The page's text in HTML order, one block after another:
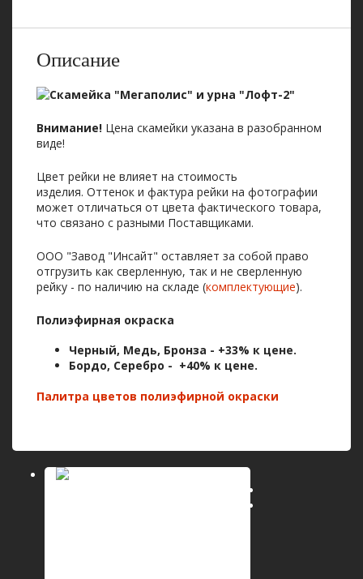
Описание
Внимание! Цена скамейки указана в разобранном
виде!
Цвет рейки не влияет на стоимость
изделия. Оттенок и фактура рейки на фотографии
может отличаться от цвета фактического товара,
что связано с разными Поставщиками.
ООО "Завод "Инсайт" оставляет за собой право
отгрузить как сверленную, так и не сверленную
рейку - по наличию на складе (комплектующие).
Полиэфирная окраска
Черный, Медь, Бронза - +33% к цене.
Бордо, Серебро - +40% к цене.
Палитра цветов полиэфирной окраски